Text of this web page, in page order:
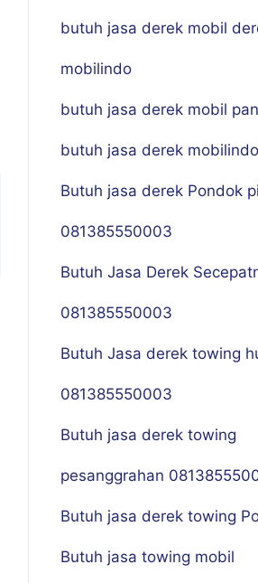
butuh jasa derek mobil
mobilindo
butuh jasa derek mobil
butuh jasa derek
Butuh jasa derek Pondok
081385550003
Butuh Jasa Derek
081385550003
Butuh Jasa derek towing
081385550003
Butuh jasa derek towing
pesanggrahan
Butuh jasa derek towing
Butuh jasa towing mobil